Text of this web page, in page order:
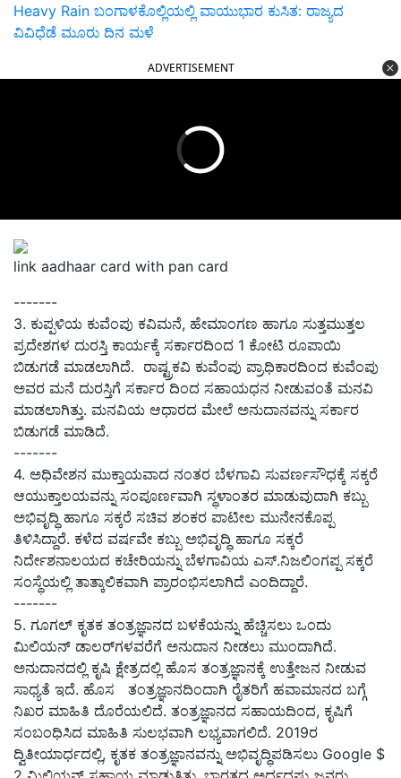
Heavy Rain ಬಂಗಾಳಕೊಲ್ಲಿಯಲ್ಲಿ ವಾಯುಭಾರ ಕುಸಿತ: ರಾಜ್ಯದ
ವಿವಿಧೆಡೆ ಮೂರು ದಿನ ಮಳೆ
ADVERTISEMENT
link aadhaar card with pan card
-------
3. ಕುಪ್ಪಳಿಯ ಕುವೆಂಪು ಕವಿಮನೆ, ಹೇಮಾಂಗಣ ಹಾಗೂ ಸುತ್ತಮುತ್ತಲ
ಪ್ರದೇಶಗಳ ದುರಸ್ತಿ ಕಾರ್ಯಕ್ಕೆ ಸರ್ಕಾರದಿಂದ 1 ಕೋಟಿ ರೂಪಾಯಿ
ಬಿಡುಗಡೆ ಮಾಡಲಾಗಿದೆ. ರಾಷ್ಟ್ರಕವಿ ಕುವೆಂಪು ಪ್ರಾಧಿಕಾರದಿಂದ ಕುವೆಂಪು
ಅವರ ಮನೆ ದುರಸ್ತಿಗೆ ಸರ್ಕಾರ ದಿಂದ ಸಹಾಯಧನ ನೀಡುವಂತೆ ಮನವಿ
ಮಾಡಲಾಗಿತ್ತು. ಮನವಿಯ ಆಧಾರದ ಮೇಲೆ ಅನುದಾನವನ್ನು ಸರ್ಕಾರ
ಬಿಡುಗಡೆ ಮಾಡಿದೆ.
-------
4. ಅಧಿವೇಶನ ಮುಕ್ತಾಯವಾದ ನಂತರ ಬೆಳಗಾವಿ ಸುವರ್ಣಸೌಧಕ್ಕೆ ಸಕ್ಕರೆ
ಆಯುಕ್ತಾಲಯವನ್ನು ಸಂಪೂರ್ಣವಾಗಿ ಸ್ಥಳಾಂತರ ಮಾಡುವುದಾಗಿ ಕಬ್ಬು
ಅಭಿವೃದ್ಧಿ ಹಾಗೂ ಸಕ್ಕರೆ ಸಚಿವ ಶಂಕರ ಪಾಟೀಲ ಮುನೇನಕೊಪ್ಪ
ತಿಳಿಸಿದ್ದಾರೆ. ಕಳೆದ ವರ್ಷವೇ ಕಬ್ಬು ಅಭಿವೃದ್ಧಿ ಹಾಗೂ ಸಕ್ಕರೆ
ನಿರ್ದೇಶನಾಲಯದ ಕಚೇರಿಯನ್ನು ಬೆಳಗಾವಿಯ ಎಸ್‌.ನಿಜಲಿಂಗಪ್ಪ ಸಕ್ಕರೆ
ಸಂಸ್ಥೆಯಲ್ಲಿ ತಾತ್ಕಾಲಿಕವಾಗಿ ಪ್ರಾರಂಭಿಸಲಾಗಿದೆ ಎಂದಿದ್ದಾರೆ.
-------
5. ಗೂಗಲ್‌ ಕೃತಕ ತಂತ್ರಜ್ಞಾನದ ಬಳಕೆಯನ್ನು ಹೆಚ್ಚಿಸಲು ಒಂದು
ಮಿಲಿಯನ್ ಡಾಲರ್‌ಗಳವರೆಗೆ ಅನುದಾನ ನೀಡಲು ಮುಂದಾಗಿದೆ.
ಅನುದಾನದಲ್ಲಿ ಕೃಷಿ ಕ್ಷೇತ್ರದಲ್ಲಿ ಹೊಸ ತಂತ್ರಜ್ಞಾನಕ್ಕೆ ಉತ್ತೇಜನ ನೀಡುವ
ಸಾಧ್ಯತೆ ಇದೆ. ಹೊಸ ತಂತ್ರಜ್ಞಾನದಿಂದಾಗಿ ರೈತರಿಗೆ ಹವಾಮಾನದ ಬಗ್ಗೆ
ನಿಖರ ಮಾಹಿತಿ ದೊರೆಯಲಿದೆ. ತಂತ್ರಜ್ಞಾನದ ಸಹಾಯದಿಂದ, ಕೃಷಿಗೆ
ಸಂಬಂಧಿಸಿದ ಮಾಹಿತಿ ಸುಲಭವಾಗಿ ಲಭ್ಯವಾಗಲಿದೆ. 2019ರ
ದ್ವಿತೀಯಾರ್ಧದಲ್ಲಿ, ಕೃತಕ ತಂತ್ರಜ್ಞಾನವನ್ನು ಅಭಿವೃದ್ಧಿಪಡಿಸಲು Google $